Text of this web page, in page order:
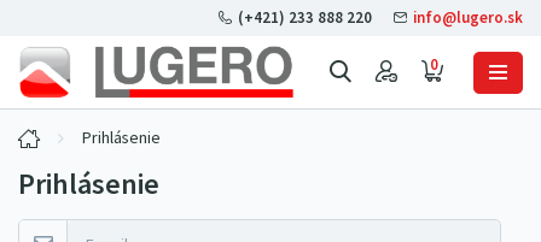
0
(+421) 233 888 220 info@lugero.sk
Prihlásenie
Prihlásenie